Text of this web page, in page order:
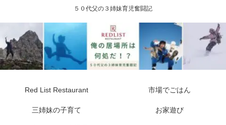
５０代父の３姉妹育児奮闘記
Red List Restaurant 市場でごはん
三姉妹の子育て お家遊び